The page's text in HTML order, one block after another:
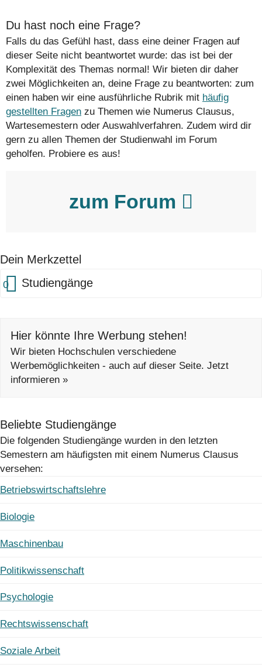
Du hast noch eine Frage?
Falls du das Gefühl hast, dass eine deiner Fragen auf
dieser Seite nicht beantwortet wurde: das ist bei der
Komplexität des Themas normal! Wir bieten dir daher
zwei Möglichkeiten an, deine Frage zu beantworten: zum
einen haben wir eine ausführliche Rubrik mit häufig
gestellten Fragen zu Themen wie Numerus Clausus,
Wartesemestern oder Auswahlverfahren. Zudem wird dir
gern zu allen Themen der Studienwahl im Forum
geholfen. Probiere es aus!
zum Forum
Dein Merkzettel
0 Studiengänge
Hier könnte Ihre Werbung stehen!
Wir bieten Hochschulen verschiedene
Werbemöglichkeiten - auch auf dieser Seite. Jetzt
informieren »
Beliebte Studiengänge
Die folgenden Studiengänge wurden in den letzten
Semestern am häufigsten mit einem Numerus Clausus
versehen:
Betriebswirtschaftslehre
Biologie
Maschinenbau
Politikwissenschaft
Psychologie
Rechtswissenschaft
Soziale Arbeit